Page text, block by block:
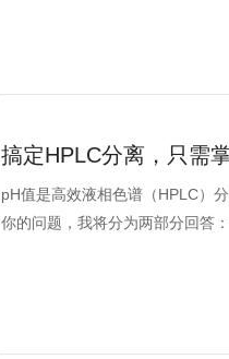
搞定HPLC分离，只需
pH值是高效液相色谱（HPLC）
你的问题，我将分为两部分回答